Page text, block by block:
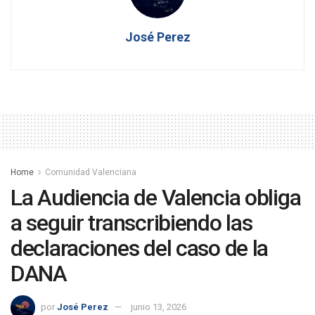
José Perez
Home Comunidad Valenciana
La Audiencia de Valencia obliga
a seguir transcribiendo las
declaraciones del caso de la
DANA
por José Perez junio 13, 2026